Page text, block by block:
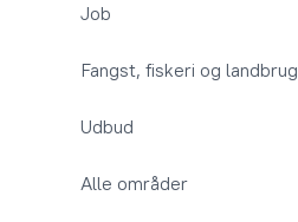
Job
Fangst, fiskeri og landbrug
Udbud
Alle områder